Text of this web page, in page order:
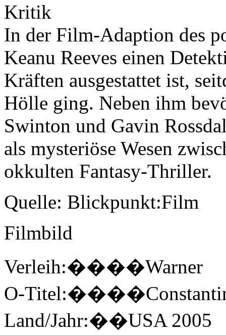
Kritik
In der Film-Adaption des
Keanu Reeves einen
Kräften ausgestattet ist,
Hölle ging. Neben ihm
Swinton und Gavin
als mysteriöse Wesen
okkulten Fantasy-Thriller.
Quelle: Blickpunkt:Film
Filmbild
Verleih:����Warner
O-
Land/Jahr:��USA 2005